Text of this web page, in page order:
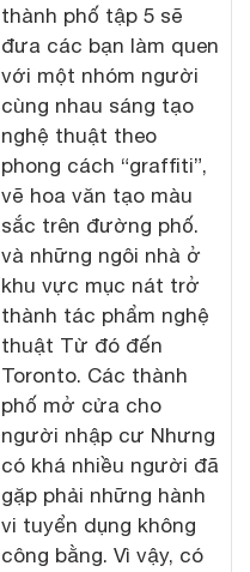
thành phố tập 5 sẽ
đưa các bạn làm quen
với một nhóm người
cùng nhau sáng tạo
nghệ thuật theo
phong cách “graffiti”,
vẽ hoa văn tạo màu
sắc trên đường phố.
và những ngôi nhà ở
khu vực mục nát trở
thành tác phẩm nghệ
thuật Từ đó đến
Toronto. Các thành
phố mở cửa cho
người nhập cư Nhưng
có khá nhiều người đã
gặp phải những hành
vi tuyển dụng không
công bằng. Vì vậy, có